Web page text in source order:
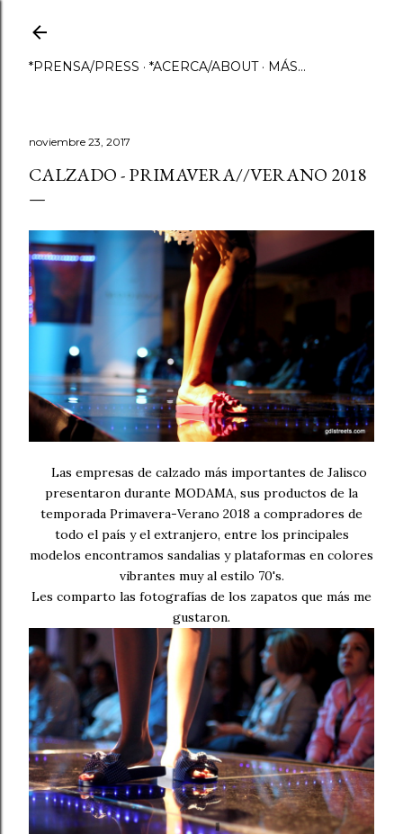
*PRENSA/PRESS *ACERCA/ABOUT MÁS…
noviembre 23, 2017
CALZADO - PRIMAVERA//VERANO 2018
Las empresas de calzado más importantes de Jalisco
presentaron durante MODAMA, sus productos de la
temporada Primavera-Verano 2018 a compradores de
todo el país y el extranjero, entre los principales
modelos encontramos sandalias y plataformas en colores
vibrantes muy al estilo 70's.
Les comparto las fotografías de los zapatos que más me
gustaron.